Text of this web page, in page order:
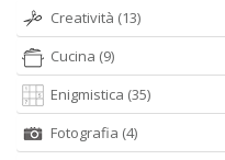
Creatività (13)
Cucina (9)
Enigmistica (35)
Fotografia (4)